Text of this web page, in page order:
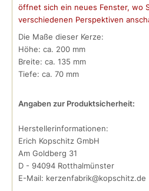
öffnet sich ein neues Fenster, wo
verschiedenen Perspektiven
Die Maße dieser Kerze:
Höhe: ca. 200 mm
Breite: ca. 135 mm
Tiefe: ca. 70 mm
Angaben zur Produktsicherheit:
Herstellerinformationen:
Erich Kopschitz GmbH
Am Goldberg 31
D - 94094 Rotthalmünster
E-Mail: kerzenfabrik@kopschitz.de